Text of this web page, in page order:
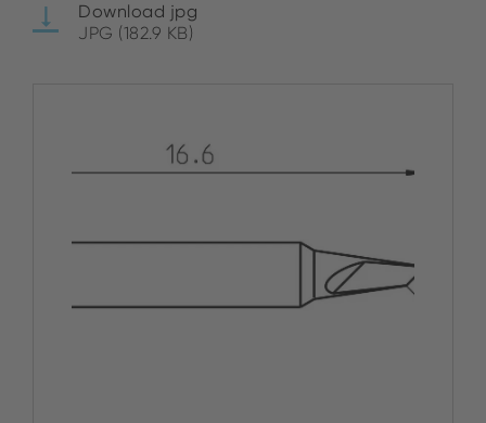
Download jpg
JPG (182.9 KB)